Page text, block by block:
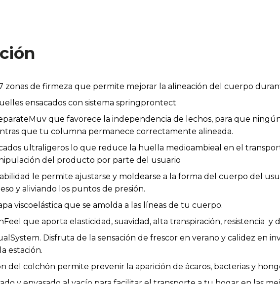
zonas de firmeza que permite mejorar la alineación del cuerpo
ensacados con sistema springprontect
que favorece la independencia de lechos, para que
que tu columna permanece correctamente alineada.
ultraligeros lo que reduce la huella medioambieal en el
del producto por parte del usuario
le permite ajustarse y moldearse a la forma del cuerpo del
y aliviando los puntos de presión.
viscoelástica que se amolda a las líneas de tu cuerpo.
que aporta elasticidad, suavidad, alta transpiración, resistencia y
Disfruta de la sensación de frescor en verano y calidez en
estación.
del colchón permite prevenir la aparición de ácaros, bacterias y
y envasado al vacío para facilitar el transporte a tu hogar en las